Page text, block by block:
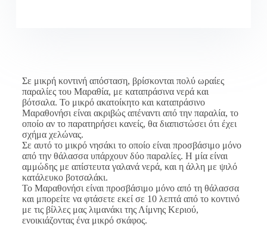
Σε μικρή κοντινή απόσταση, βρίσκονται πολύ ωραίες
παραλίες του Μαραθία, με καταπράσινα νερά και
βότσαλα. Το μικρό ακατοίκητο και καταπράσινο
Μαραθονήσι είναι ακριβώς απέναντι από την παραλία, το
οποίο αν το παρατηρήσει κανείς, θα διαπιστώσει ότι έχει
σχήμα χελώνας.
Σε αυτό το μικρό νησάκι το οποίο είναι προσβάσιμο μόνο
από την θάλασσα υπάρχουν δύο παραλίες. Η μία είναι
αμμώδης με απίστευτα γαλανά νερά, και η άλλη με ψιλό
κατάλευκο βοτσαλάκι.
Το Μαραθονήσι είναι προσβάσιμο μόνο από τη θάλασσα
και μπορείτε να φτάσετε εκεί σε 10 λεπτά από το κοντινό
με τις βίλλες μας λιμανάκι της Λίμνης Κεριού,
ενοικιάζοντας ένα μικρό σκάφος.